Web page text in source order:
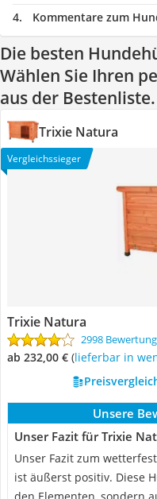
Kommentare zum
Die besten
Wählen Sie Ihren
aus der Bestenliste.
Trixie Natura
Vergleichssieger
Trixie Natura
2998
ab 232,00 € ( Lieferbar in
Unsere
Unser Fazit für Trixie
Unser Fazit zum
ist äußerst positiv. Diese